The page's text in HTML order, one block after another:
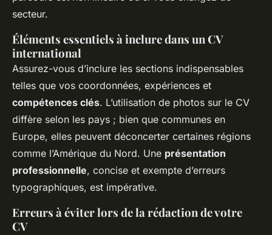
secteur.
Éléments essentiels à inclure dans un CV
international
Assurez-vous d’inclure les sections indispensables
telles que vos coordonnées, expériences et
compétences clés. L’utilisation de photos sur le CV
diffère selon les pays ; bien que communes en
Europe, elles peuvent déconcerter certaines régions
comme l’Amérique du Nord. Une présentation
professionnelle, concise et exempte d’erreurs
typographiques, est impérative.
Erreurs à éviter lors de la rédaction de votre
CV